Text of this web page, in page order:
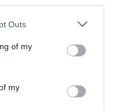
Outs
of my
my
: 20 octobre 2014 -
d’une
du Gross